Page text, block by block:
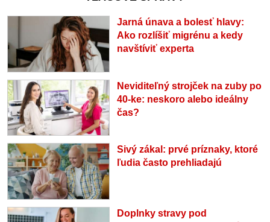
Jarná únava a bolesť hlavy:
Ako rozlíšiť migrénu a kedy
navštíviť experta
Neviditeľný strojček na zuby po
40-ke: neskoro alebo ideálny
čas?
Sivý zákal: prvé príznaky, ktoré
ľudia často prehliadajú
Doplnky stravy pod